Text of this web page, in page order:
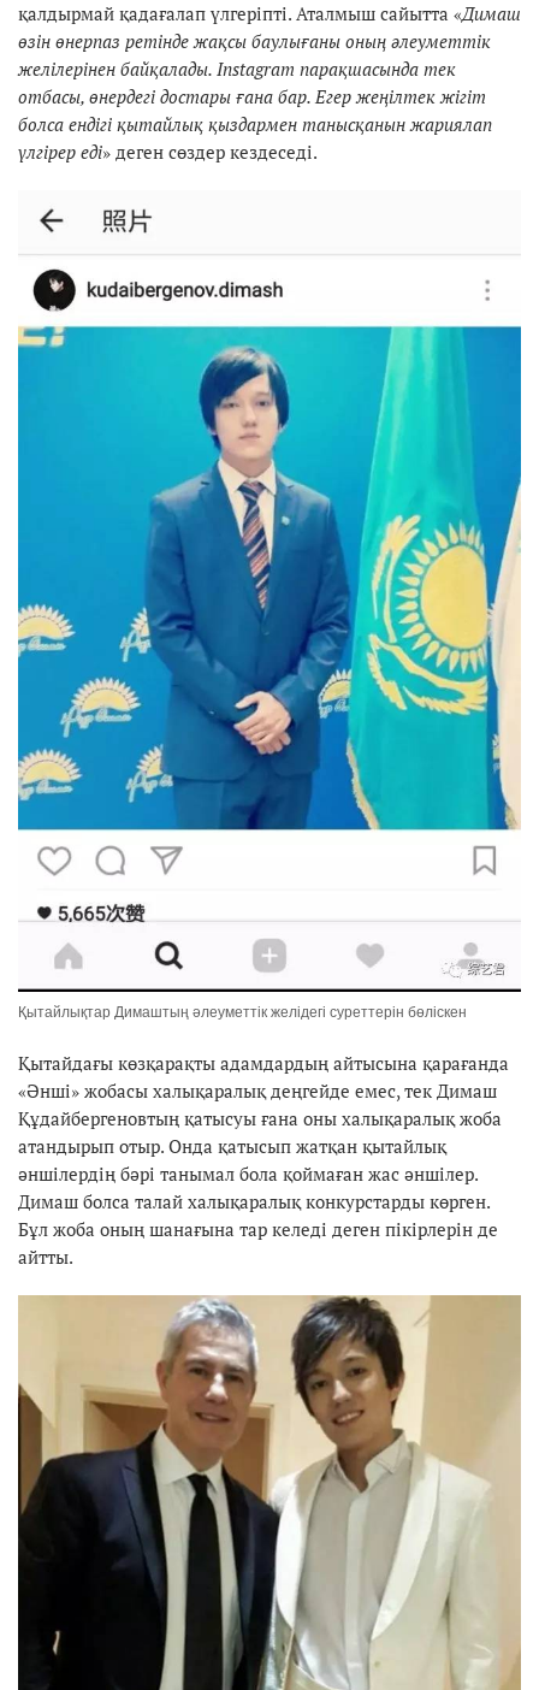
қалдырмай қадағалап үлгеріпті. Аталмыш сайытта «Димаш
өзін өнерпаз ретінде жақсы баулығаны оның әлеуметтік
желілерінен байқалады. Instagram парақшасында тек
отбасы, өнердегі достары ғана бар. Егер жеңілтек жігіт
болса ендігі қытайлық қыздармен танысқанын жариялап
үлгірер еді» деген сөздер кездеседі.
Қытайлықтар Димаштың әлеуметтік желідегі суреттерін бөліскен
Қытайдағы көзқарақты адамдардың айтысына қарағанда
«Әнші» жобасы халықаралық деңгейде емес, тек Димаш
Құдайбергеновтың қатысуы ғана оны халықаралық жоба
атандырып отыр. Онда қатысып жатқан қытайлық
әншілердің бәрі танымал бола қоймаған жас әншілер.
Димаш болса талай халықаралық конкурстарды көрген.
Бұл жоба оның шанағына тар келеді деген пікірлерін де
айтты.